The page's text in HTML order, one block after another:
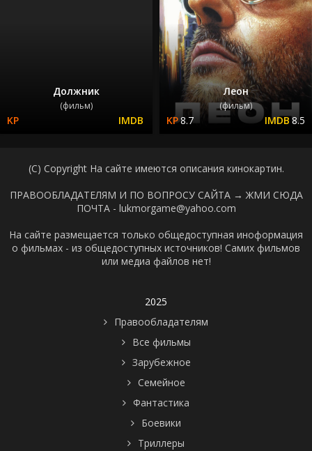
Должник
(фильм)
Леон
(фильм)
8.7 8.5
(C) Copyright На сайте имеются описания кинокартин.
ПРАВООБЛАДАТЕЛЯМ И ПО ВОПРОСУ САЙТА → ЖМИ СЮДА
ПОЧТА - lukmorgame@yahoo.com
На сайте размещается только общедоступная иноформация
о фильмах - из общедоступных источников! Самих фильмов
или медиа файлов нет!
2025
Правообладателям
Все фильмы
Зарубежное
Семейное
Фантастика
Боевики
Триллеры